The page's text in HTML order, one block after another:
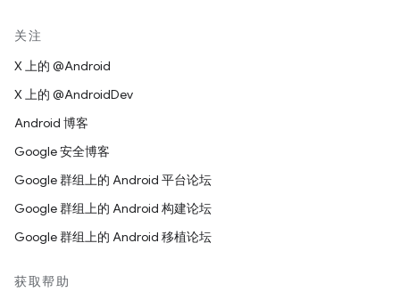
关注
X 上的 @Android
X 上的 @AndroidDev
Android 博客
Google 安全博客
Google 群组上的 Android 平台论坛
Google 群组上的 Android 构建论坛
Google 群组上的 Android 移植论坛
获取帮助